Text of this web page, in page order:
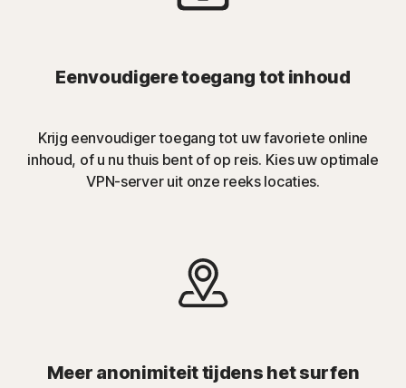
Eenvoudigere toegang tot inhoud
Krijg eenvoudiger toegang tot uw favoriete online
inhoud, of u nu thuis bent of op reis. Kies uw optimale
VPN-server uit onze reeks locaties.
Meer anonimiteit tijdens het surfen